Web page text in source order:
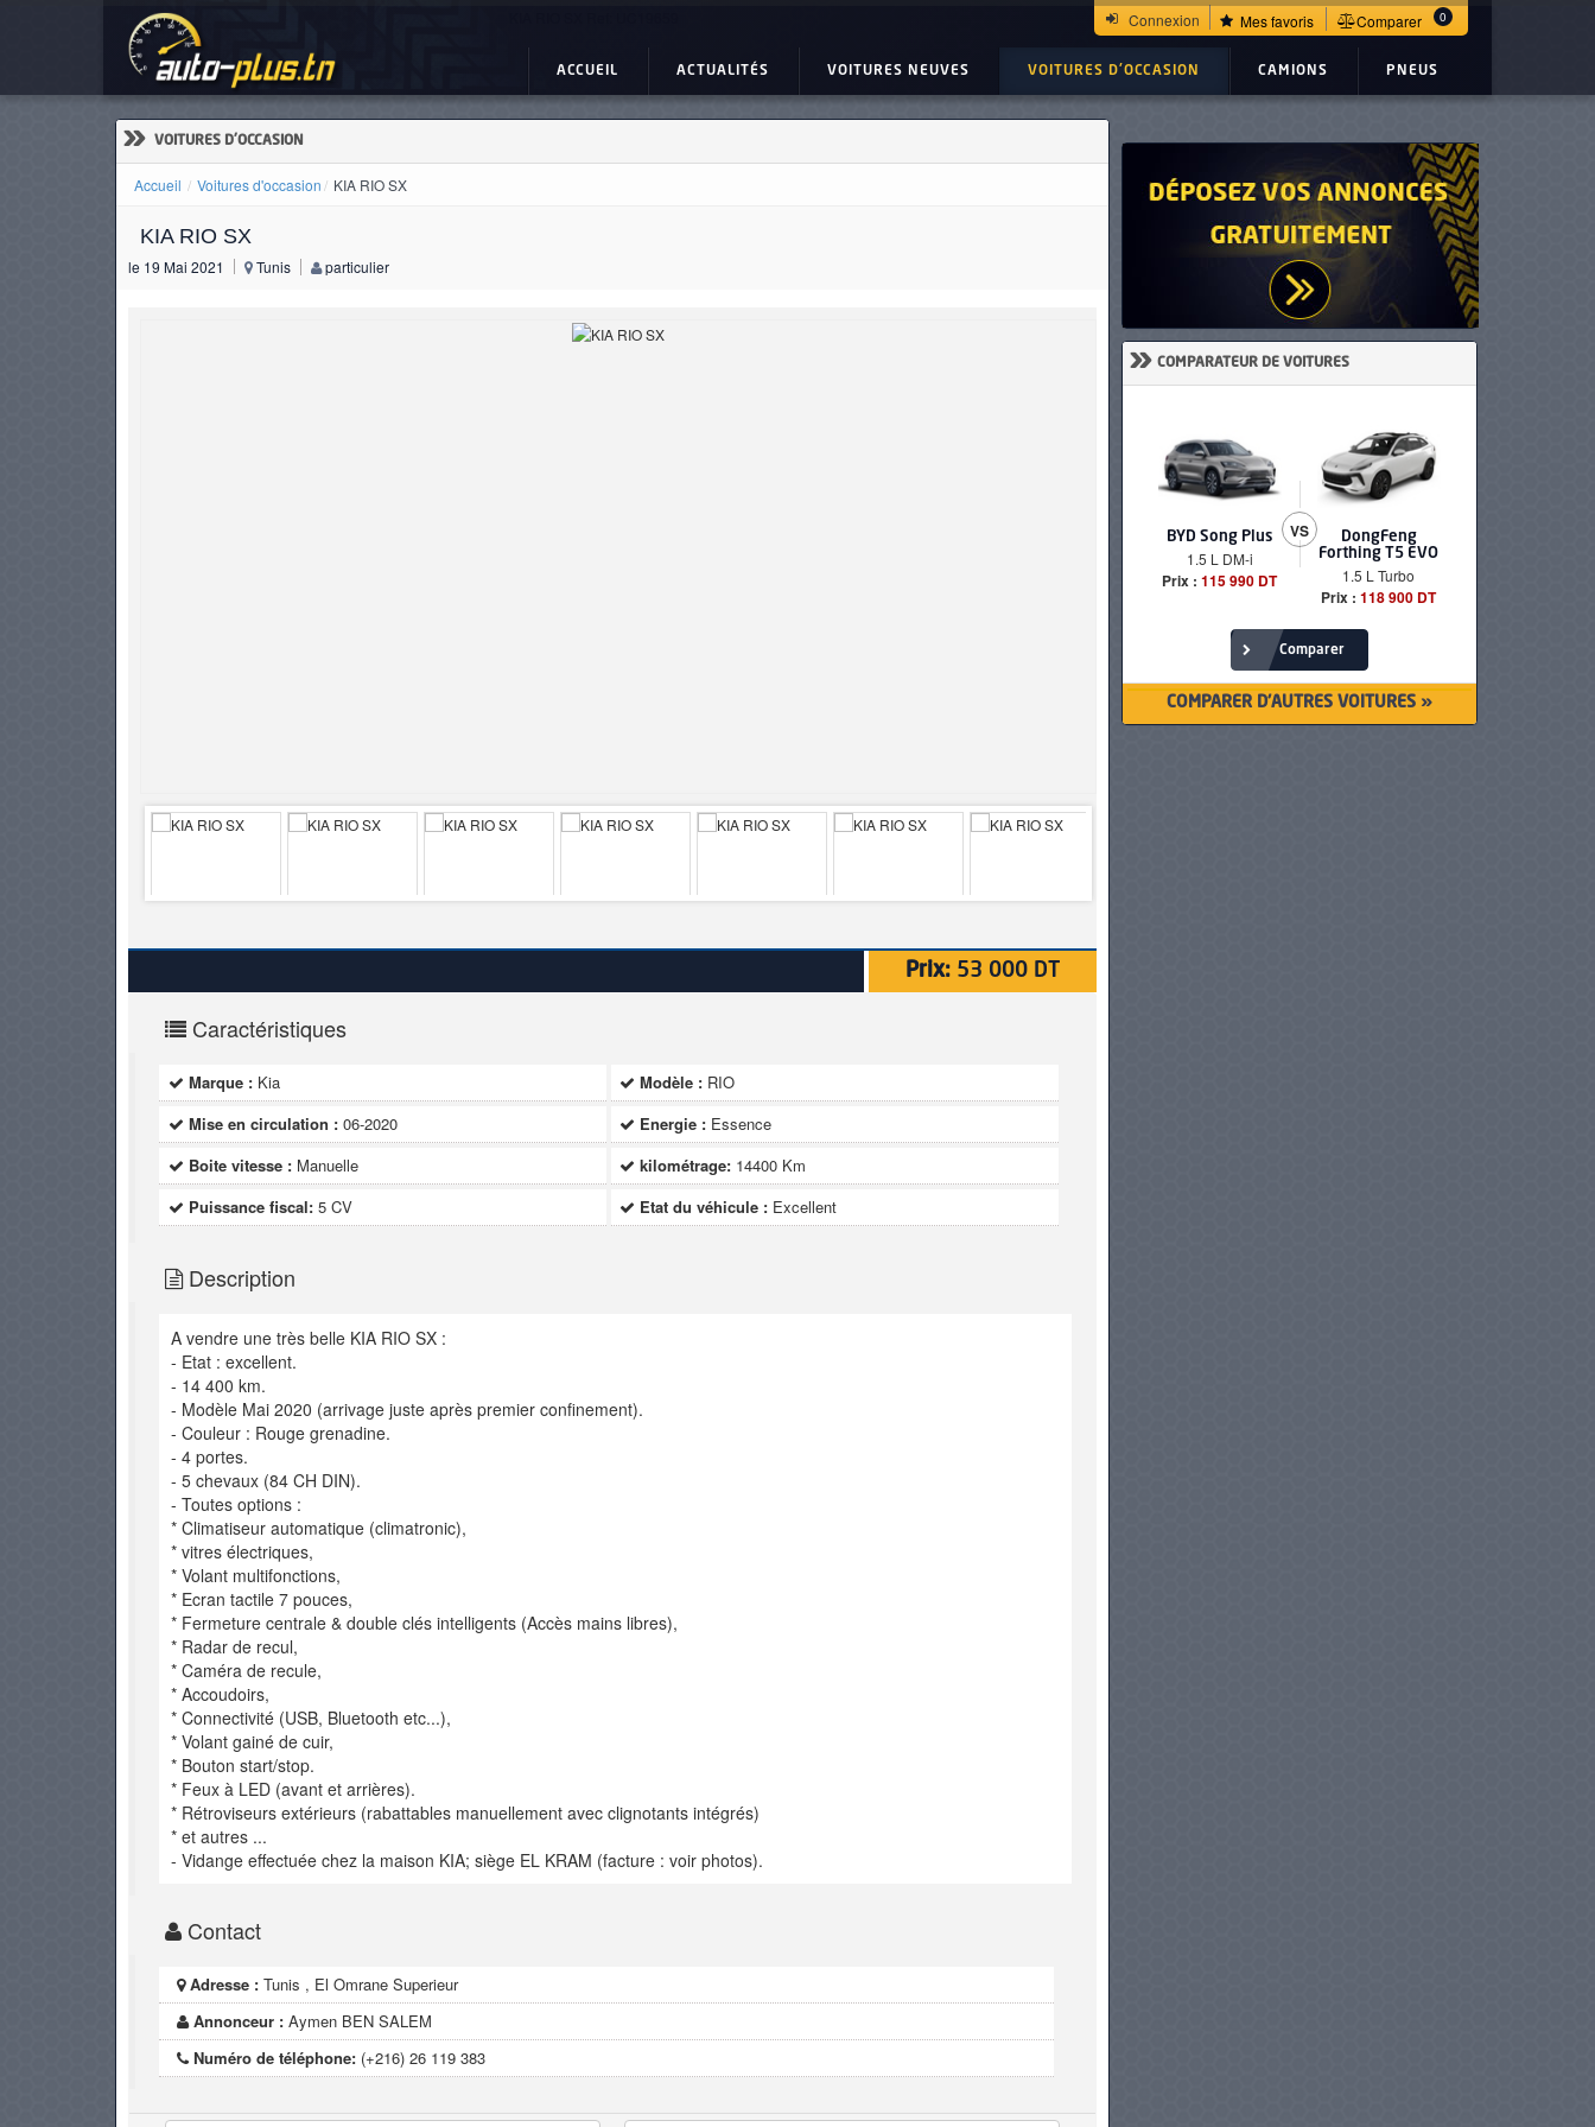
Connexion Mes favoris Comparer 0
ACCUEIL ACTUALITÉS VOITURES NEUVES VOITURES D'OCCASION CAMIONS PNEUS
» VOITURES D'OCCASION
Accueil Voitures d'occasion KIA RIO SX
KIA RIO SX
le 19 Mai 2021 Tunis particulier
Prix: 53 000 DT
Caractéristiques
Marque : Kia Modèle : RIO
Mise en circulation : 06-2020 Energie : Essence
Boite vitesse : Manuelle kilométrage: 14400 Km
Puissance fiscal: 5 CV Etat du véhicule : Excellent
Description
A vendre une très belle KIA RIO SX :
- Etat : excellent.
- 14 400 km.
- Modèle Mai 2020 (arrivage juste après premier confinement).
- Couleur : Rouge grenadine.
- 4 portes.
- 5 chevaux (84 CH DIN).
- Toutes options :
* Climatiseur automatique (climatronic),
* vitres électriques,
* Volant multifonctions,
* Ecran tactile 7 pouces,
* Fermeture centrale & double clés intelligents (Accès mains libres),
* Radar de recul,
* Caméra de recule,
* Accoudoirs,
* Connectivité (USB, Bluetooth etc...),
* Volant gainé de cuir,
* Bouton start/stop.
* Feux à LED (avant et arrières).
* Rétroviseurs extérieurs (rabattables manuellement avec clignotants intégrés)
* et autres ...
- Vidange effectuée chez la maison KIA; siège EL KRAM (facture : voir photos).
Contact
Adresse : Tunis , El Omrane Superieur
Annonceur : Aymen BEN SALEM
Numéro de téléphone: (+216) 26 119 383
» COMPARATEUR DE VOITURES
BYD Song Plus
1.5 L DM-i
Prix : 115 990 DT
VS
DongFeng
Forthing T5 EVO
1.5 L Turbo
Prix : 118 900 DT
Comparer
COMPARER D'AUTRES VOITURES »
ACTUALITÉS